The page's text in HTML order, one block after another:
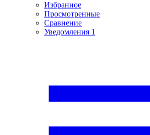
Избранное
Просмотренные
Сравнение
Уведомления 1